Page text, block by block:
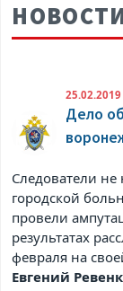
25.02.2019
Дело
Следователи
городской
провели
результатах
февраля на
Евгений